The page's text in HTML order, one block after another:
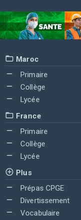
Maroc
Primaire
Collège
Lycée
France
Primaire
Collège
Lycée
Plus
Prépas CPGE
Divertissement
Vocabulaire